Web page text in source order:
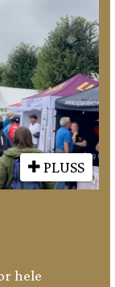
PLUSS
hele